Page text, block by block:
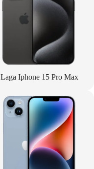
Laga Iphone 15 Pro Max